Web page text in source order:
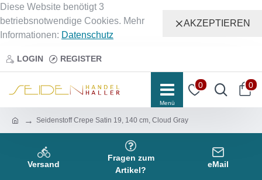
Diese Website benötigt 3
betriebsnotwendige Cookies. Mehr
Informationen: Datenschutz
AKZEPTIEREN
LOGIN REGISTER
0 0
Seidenstoff Crepe Satin 19, 140 cm, Cloud Gray
Versand
Fragen zum
Artikel?
eMail